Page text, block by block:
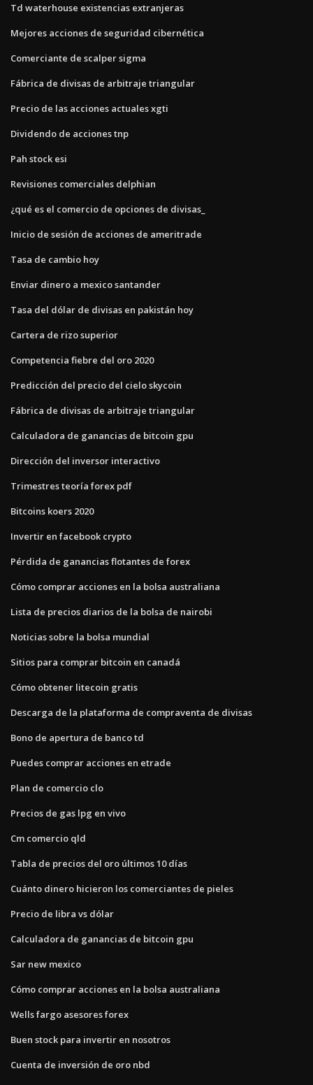
Td waterhouse existencias extranjeras
Mejores acciones de seguridad cibernética
Comerciante de scalper sigma
Fábrica de divisas de arbitraje triangular
Precio de las acciones actuales xgti
Dividendo de acciones tnp
Pah stock esi
Revisiones comerciales delphian
¿qué es el comercio de opciones de divisas_
Inicio de sesión de acciones de ameritrade
Tasa de cambio hoy
Enviar dinero a mexico santander
Tasa del dólar de divisas en pakistán hoy
Cartera de rizo superior
Competencia fiebre del oro 2020
Predicción del precio del cielo skycoin
Fábrica de divisas de arbitraje triangular
Calculadora de ganancias de bitcoin gpu
Dirección del inversor interactivo
Trimestres teoría forex pdf
Bitcoins koers 2020
Invertir en facebook crypto
Pérdida de ganancias flotantes de forex
Cómo comprar acciones en la bolsa australiana
Lista de precios diarios de la bolsa de nairobi
Noticias sobre la bolsa mundial
Sitios para comprar bitcoin en canadá
Cómo obtener litecoin gratis
Descarga de la plataforma de compraventa de divisas
Bono de apertura de banco td
Puedes comprar acciones en etrade
Plan de comercio clo
Precios de gas lpg en vivo
Cm comercio qld
Tabla de precios del oro últimos 10 días
Cuánto dinero hicieron los comerciantes de pieles
Precio de libra vs dólar
Calculadora de ganancias de bitcoin gpu
Sar new mexico
Cómo comprar acciones en la bolsa australiana
Wells fargo asesores forex
Buen stock para invertir en nosotros
Cuenta de inversión de oro nbd